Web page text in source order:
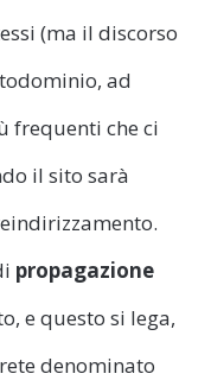
(ma il discorso
ad
frequenti che ci
il sito sarà
propagazione
e questo si lega,
denominato